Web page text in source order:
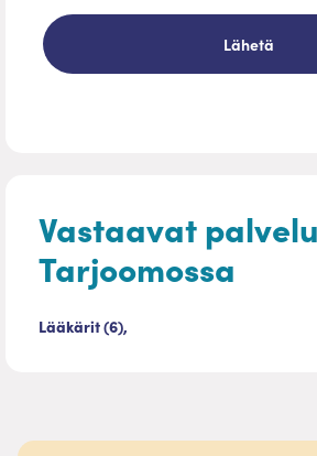
Vastaavat
Tarjoomossa
Lääkärit (6),